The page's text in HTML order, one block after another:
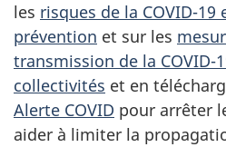
les risques de la COVID-
prévention et sur les
transmission de la COVID-
collectivités et en
Alerte COVID pour arrêter
aider à limiter la